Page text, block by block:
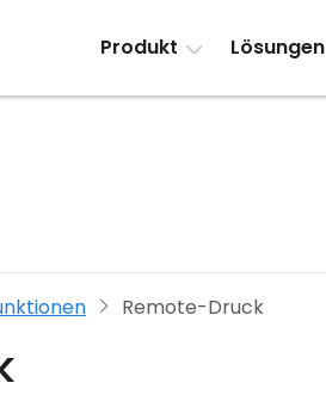
Produkt Lösungen
Remote-Druck